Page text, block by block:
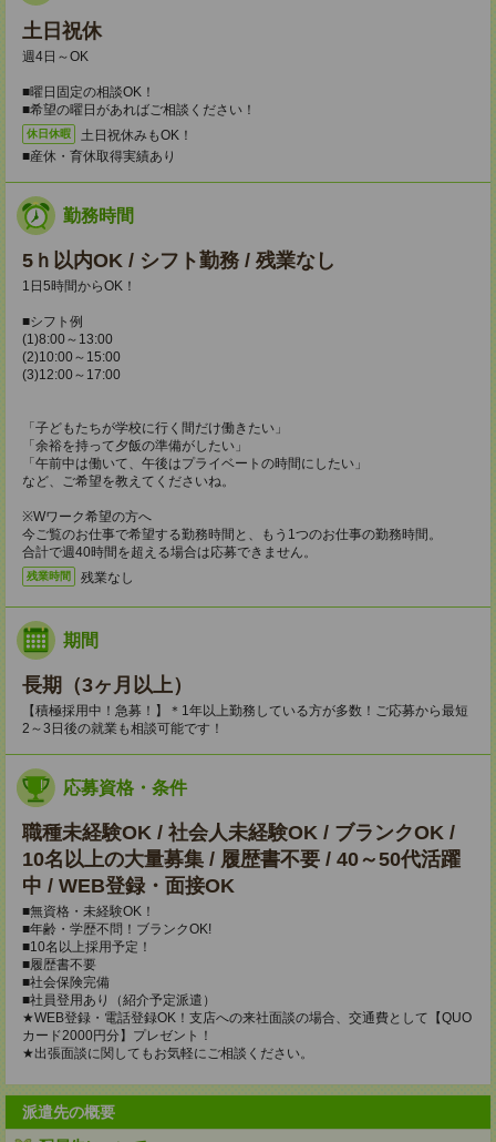
土日祝休
週4日～OK
■曜日固定の相談OK！
■希望の曜日があればご相談ください！
休日休暇
土日祝休みもOK！
■産休・育休取得実績あり
勤務時間
5ｈ以内OK / シフト勤務 / 残業なし
1日5時間からOK！
■シフト例
(1)8:00～13:00
(2)10:00～15:00
(3)12:00～17:00
「子どもたちが学校に行く間だけ働きたい」
「余裕を持って夕飯の準備がしたい」
「午前中は働いて、午後はプライベートの時間にしたい」
など、ご希望を教えてくださいね。
※Wワーク希望の方へ
今ご覧のお仕事で希望する勤務時間と、もう1つのお仕事の勤務時間。
合計で週40時間を超える場合は応募できません。
残業時間 残業なし
期間
長期（3ヶ月以上）
【積極採用中！急募！】＊1年以上勤務している方が多数！ご応募から最短
2～3日後の就業も相談可能です！
応募資格・条件
職種未経験OK / 社会人未経験OK / ブランクOK /
10名以上の大量募集 / 履歴書不要 / 40～50代活躍
中 / WEB登録・面接OK
■無資格・未経験OK！
■年齢・学歴不問！ブランクOK!
■10名以上採用予定！
■履歴書不要
■社会保険完備
■社員登用あり（紹介予定派遣）
★WEB登録・電話登録OK！支店への来社面談の場合、交通費として【QUO
カード2000円分】プレゼント！
★出張面談に関してもお気軽にご相談ください。
派遣先の概要